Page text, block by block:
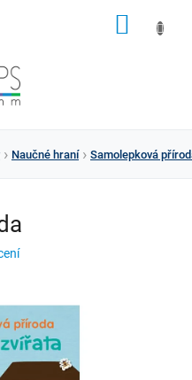
Naučné hraní Samolepková